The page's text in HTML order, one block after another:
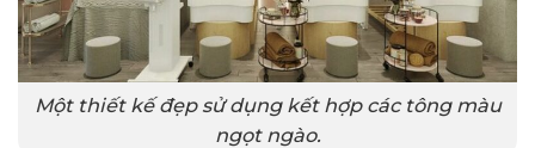
Một thiết kế đẹp sử dụng kết hợp các tông màu
ngọt ngào.